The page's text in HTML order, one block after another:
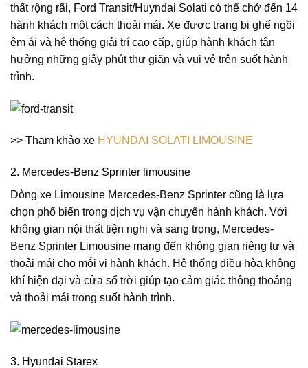
thất rộng rãi, Ford Transit/Huyndai Solati có thể chở đến 14
hành khách một cách thoải mái. Xe được trang bị ghế ngồi
êm ái và hệ thống giải trí cao cấp, giúp hành khách tận
hưởng những giây phút thư giãn và vui vẻ trên suốt hành
trình.
>> Tham khảo xe HYUNDAI SOLATI LIMOUSINE
2. Mercedes-Benz Sprinter limousine
Dòng xe Limousine Mercedes-Benz Sprinter cũng là lựa
chọn phổ biến trong dịch vụ vận chuyển hành khách. Với
không gian nội thất tiện nghi và sang trọng, Mercedes-
Benz Sprinter Limousine mang đến không gian riêng tư và
thoải mái cho mỗi vị hành khách. Hệ thống điều hòa không
khí hiện đại và cửa sổ trời giúp tạo cảm giác thông thoáng
và thoải mái trong suốt hành trình.
3. Hyundai Starex